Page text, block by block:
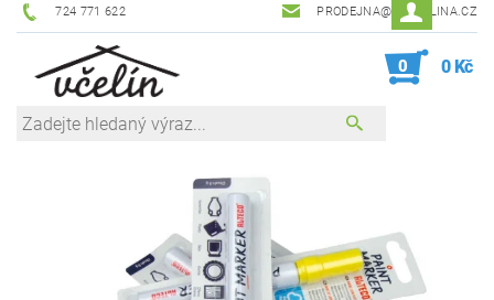
724 771 622 PRODEJNA@ZEVCELINA.CZ
0 0 Kč